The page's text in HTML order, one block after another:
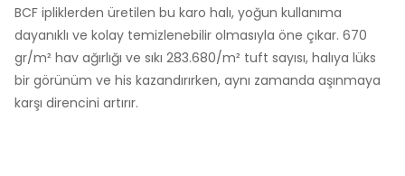
BCF ipliklerden üretilen bu karo halı, yoğun kullanıma
dayanıklı ve kolay temizlenebilir olmasıyla öne çıkar. 670
gr/m² hav ağırlığı ve sıkı 283.680/m² tuft sayısı, halıya lüks
bir görünüm ve his kazandırırken, aynı zamanda aşınmaya
karşı direncini artırır.